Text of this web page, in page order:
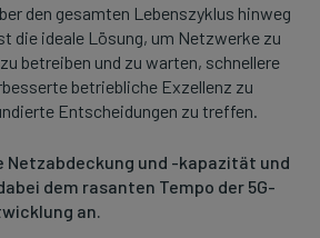
den gesamten Lebenszyklus hinweg
die ideale Lösung, um Netzwerke zu
betreiben und zu warten, schnellere
betriebliche Exzellenz zu
Entscheidungen zu treffen.
Netzabdeckung und -kapazität und
dem rasanten Tempo der 5G-
an.